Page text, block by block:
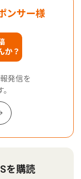
ンサー様
か？
発信を
を購読